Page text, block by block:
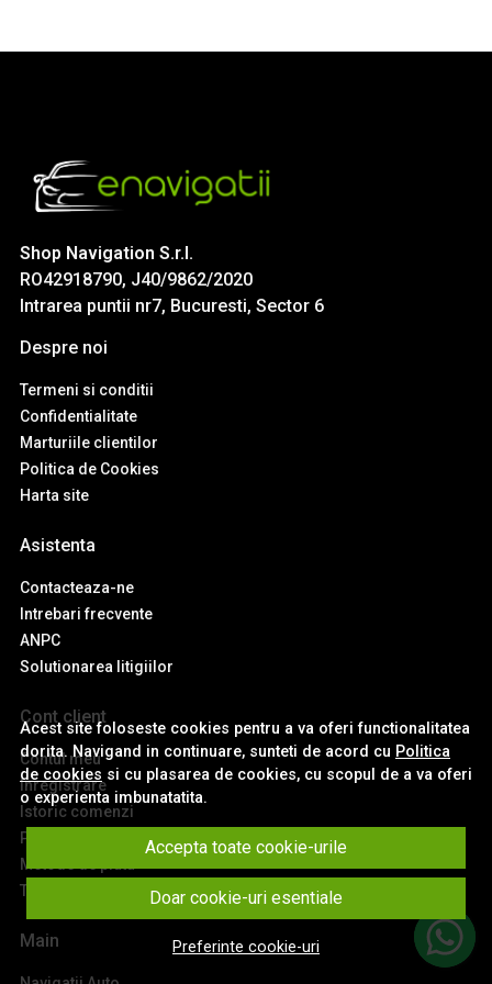
Acest site foloseste cookies pentru a va oferi functionalitatea
dorita. Navigand in continuare, sunteti de acord cu Politica
de cookies si cu plasarea de cookies, cu scopul de a va oferi
o experienta imbunatatita.
Accepta toate cookie-urile
Doar cookie-uri esentiale
Preferinte cookie-uri
Shop Navigation S.r.l.
RO42918790, J40/9862/2020
Intrarea puntii nr7, Bucuresti, Sector 6
Despre noi
Termeni si conditii
Confidentialitate
Marturiile clientilor
Politica de Cookies
Harta site
Asistenta
Contacteaza-ne
Intrebari frecvente
ANPC
Solutionarea litigiilor
Cont client
Contul meu
Inregistrare
Istoric comenzi
Produse favorite
Metode de plata
Transport si retururi
Main